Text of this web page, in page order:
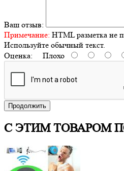
Ваш отзыв:
Примечание: HTML разметка не
Используйте обычный текст.
Оценка: Плохо
Продолжить
С ЭТИМ ТОВАРОМ